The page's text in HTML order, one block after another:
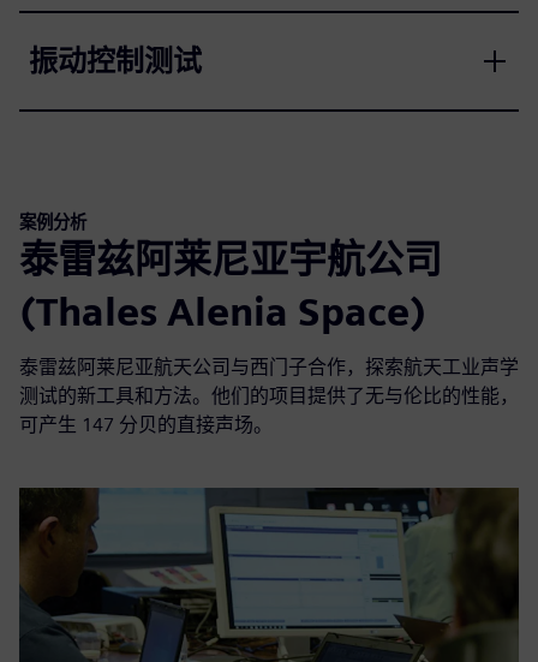
振动控制测试
案例分析
泰雷兹阿莱尼亚宇航公司
(Thales Alenia Space)
泰雷兹阿莱尼亚航天公司与西门子合作，探索航天工业声学
测试的新工具和方法。他们的项目提供了无与伦比的性能，
可产生 147 分贝的直接声场。